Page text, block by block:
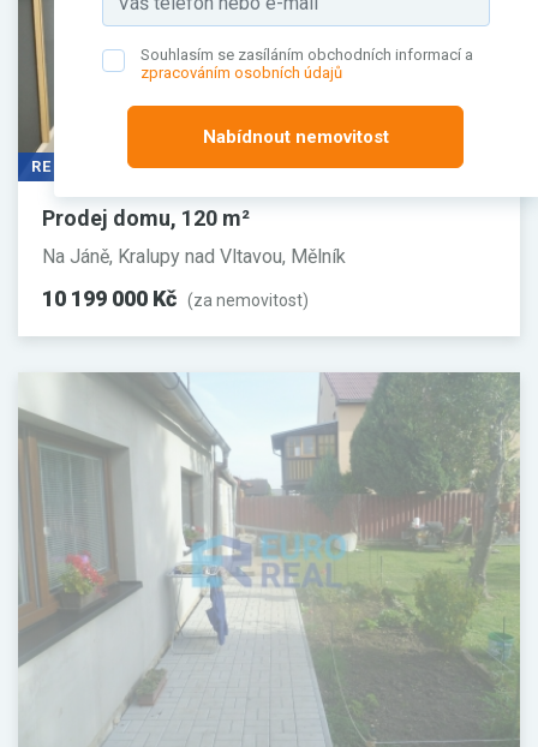
REZERVACE
Prodej domu, 120 m²
Na Jáně, Kralupy nad Vltavou, Mělník
10 199 000 Kč (za nemovitost)
Souhlasím se zasíláním obchodních informací a
zpracováním osobních údajů
Nabídnout nemovitost